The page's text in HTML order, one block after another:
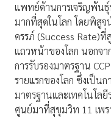
แพทย์ด้านการเจริญพันธุ์
มากที่สุดในโลก โดยพิสูจ
ครรภ์ (Success Rate)
แถวหน้าของโลก นอกจา
การรับรองมาตรฐาน
รายแรกของโลก ซึ่งเป็น
มาตรฐานและเทคโนโลยี
ศูนย์มาที่สุขุมวิท 11 เพร